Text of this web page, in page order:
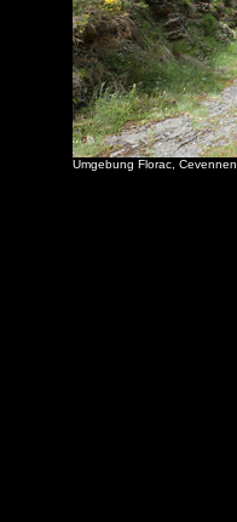
Umgebung Florac, Cevennen